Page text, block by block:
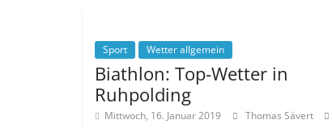
Sport Wetter allgemein
Biathlon: Top-Wetter in
Ruhpolding
Mittwoch, 16. Januar 2019 Thomas Sävert